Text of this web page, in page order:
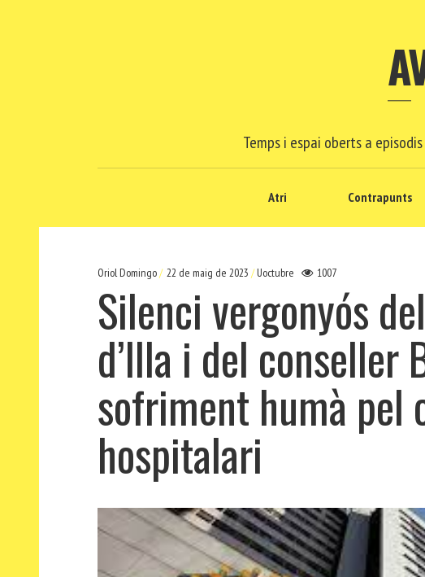
Temps i espai oberts a
Atri Contrapunts
Oriol Domingo 22 de maig de 2023 Uoctubre 1007
Silenci vergonyós
d’Illa i del conseller
sofriment humà pel
hospitalari